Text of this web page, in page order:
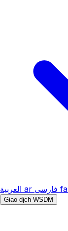
العربية ar فارسی fa
Giao dịch WSDM